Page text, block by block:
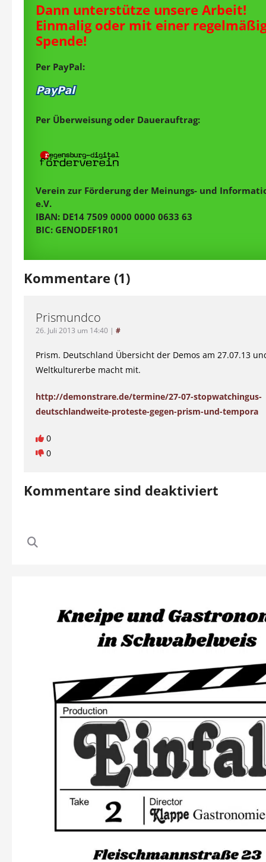
Dann unterstütze unsere Arbeit!
Einmalig oder mit einer
Spende!
Per PayPal:
Per Überweisung oder Dauerauftrag:
Verein zur Förderung der Meinungs- und
e.V.
IBAN: DE14 7509 0000 0000 0633 63
BIC: GENODEF1R01
Kommentare (1)
Prismundco
26. Juli 2013 um 14:40 | #
Prism. Deutschland Übersicht der Demos am 27.07.13
Weltkulturerbe macht mit.
http://demonstrare.de/termine/27-07-stopwatchingus-
deutschlandweite-proteste-gegen-prism-und-tempora
0
0
Kommentare sind deaktiviert